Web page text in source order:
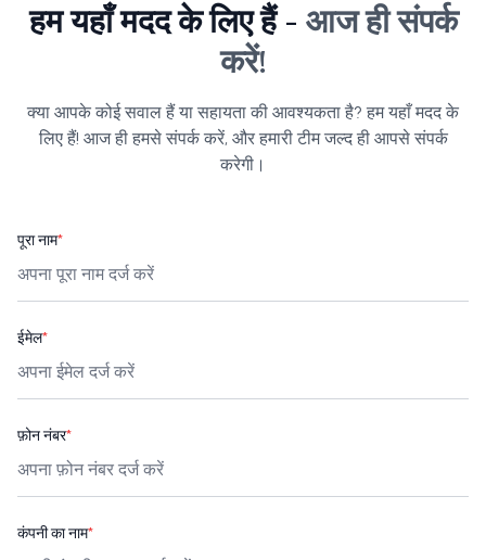
हम यहाँ मदद के लिए हैं - आज ही संपर्क
करें!
क्या आपके कोई सवाल हैं या सहायता की आवश्यकता है? हम यहाँ मदद के
लिए हैं! आज ही हमसे संपर्क करें, और हमारी टीम जल्द ही आपसे संपर्क
करेगी।
पूरा नाम*
ईमेल*
फ़ोन नंबर*
कंपनी का नाम*